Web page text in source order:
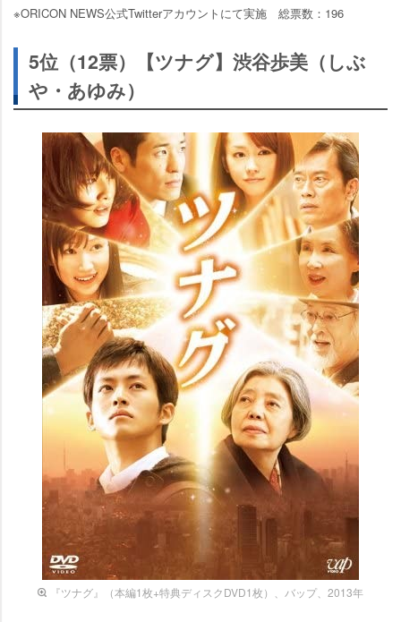
※ORICON NEWS公式Twitterアカウントにて実施 総票数：196
5位（12票）【ツナグ】渋谷歩美（しぶ
・あゆみ）
『ツナグ』（本編1枚+特典ディスクDVD1枚）、バップ、2013年